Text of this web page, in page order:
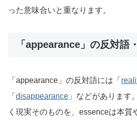
った意味合いと重なります。
「appearance」の反対語
「appearance」の反対語には「
「 disappearance 」などがあります
く現実そのものを、essenceは本質